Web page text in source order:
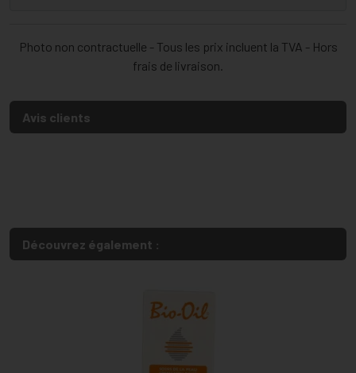
Photo non contractuelle - Tous les prix incluent la TVA - Hors
frais de livraison.
Avis clients
Découvrez également :